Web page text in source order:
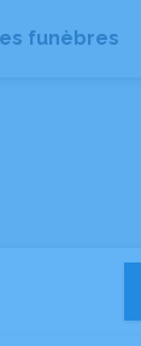
funèbres